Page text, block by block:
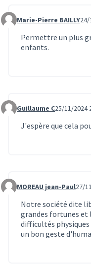
Commentaire 1308
Marie-Pierre BAILLY24/
Permettre un plus
enfants.
Commentaire 1379
Guillaume C25/11/2024
J'espère que cela
Commentaire 1416
MOREAU jean-Paul27/
Notre société dite
grandes fortunes et
difficultés
un bon geste